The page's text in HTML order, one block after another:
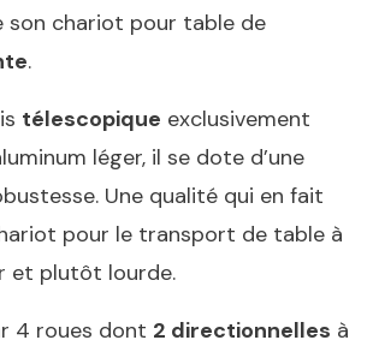
son chariot pour table de
.
télescopique exclusivement
léger, il se dote d’une
Une qualité qui en fait
pour le transport de table à
et plutôt lourde.
4 roues dont 2 directionnelles à